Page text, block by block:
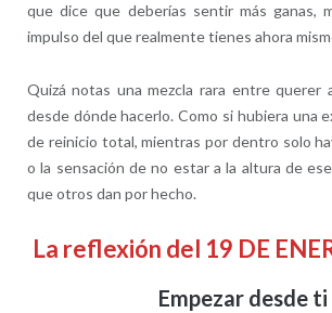
que dice que deberías sentir más ganas,
impulso del que realmente tienes ahora
Quizá notas una mezcla rara entre querer
desde dónde hacerlo. Como si hubiera una
de reinicio total, mientras por dentro solo
o la sensación de no estar a la altura de ese
que otros dan por hecho.
La reflexión del 19 DE
Empezar desde ti